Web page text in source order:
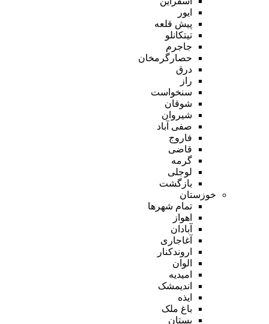
ایور
پیش قلعه
تیتکانلو
جاجرم
حصارگرمخان
درق
راز
سنخواست
شوقان
شیروان
صفی آباد
فاروج
قاضی
گرمه
لوجلی
بازگشت
خوزستان
تمام شهر‌ها
اهواز
آبادان
آغاجاری
اروندکنار
الوان
امیدیه
اندیمشک
ایذه
باغ ملک
بستان